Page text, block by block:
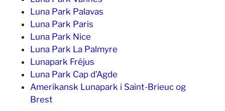
Luna Park Palavas
Luna Park Paris
Luna Park Nice
Luna Park La Palmyre
Lunapark Fréjus
Luna Park Cap d'Agde
Amerikansk Lunapark i Saint-Brieuc og
Brest